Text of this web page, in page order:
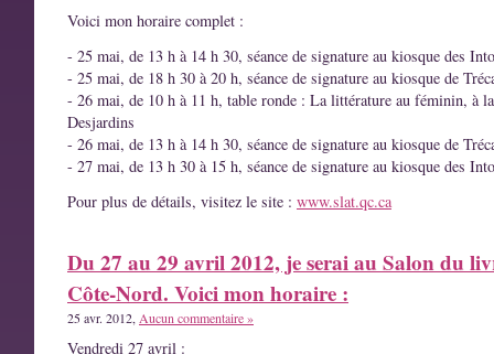
Voici mon horaire complet :
- 25 mai, de 13 h à 14 h 30, séance de signature au kiosque des
- 25 mai, de 18 h 30 à 20 h, séance de signature au kiosque de
- 26 mai, de 10 h à 11 h, table ronde : La littérature au féminin, à
Desjardins
- 26 mai, de 13 h à 14 h 30, séance de signature au kiosque de
- 27 mai, de 13 h 30 à 15 h, séance de signature au kiosque des
Pour plus de détails, visitez le site : www.slat.qc.ca
Du 27 au 29 avril 2012, je serai au Salon du
Côte-Nord. Voici mon horaire :
25 avr. 2012, Aucun commentaire »
Vendredi 27 avril :